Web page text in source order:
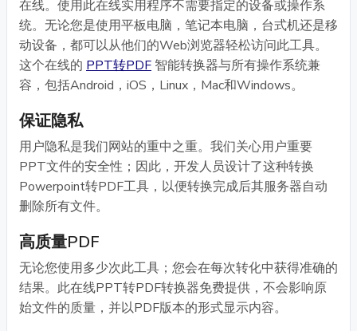
在线。使用此在线实用程序不需要指定的设备或操作系
统。无论您是使用平板电脑，笔记本电脑，台式机还是移
动设备，都可以从他们的Web浏览器轻松访问此工具。
这个在线的 PPT转PDF 智能转换器与所有操作系统兼
容，包括Android，iOS，Linux，Mac和Windows。
保证隐私
用户隐私是我们网站的重中之重。我们关心用户重要
PPT文件的安全性；因此，开发人员设计了这种转换
Powerpoint转PDF工具，以便转换完成后其服务器自动
删除所有文件。
高质量PDF
无论您使用多少次此工具；您会在每次转化中获得准确的
结果。此在线PPT转PDF转换器免费提供，不会影响原
始文件的质量，并以PDF版本的形式显示内容。